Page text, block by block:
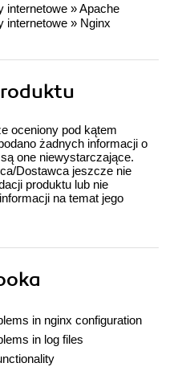
internetowe »Apache
internetowe » Nginx
oceniony pod kątem
żadnych informacji o
one niewystarczające.
Dostawca jeszcze nie
produktu lub nie
na temat jego
in nginx configuration
in log files